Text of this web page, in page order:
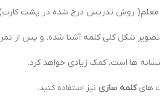
معلم( روش تدریس درج شده در پشت
تصویر شکل کلی کلمه آشنا شده. و پس
ها است. کمک زیادی خواهد کرد.
های کلمه سازی نیز استفاده کنید.